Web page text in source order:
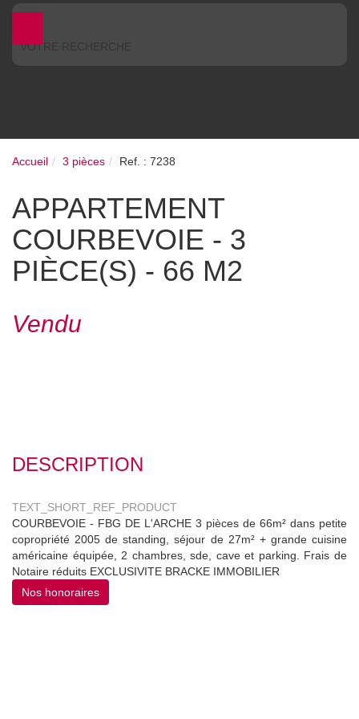
Accueil 3 pièces Ref. : 7238
APPARTEMENT
COURBEVOIE - 3
PIÈCE(S) - 66 M2
Vendu
DESCRIPTION
TEXT_SHORT_REF_PRODUCT
COURBEVOIE - FBG DE L'ARCHE 3 pièces de 66m² dans petite
copropriété 2005 de standing, séjour de 27m² + grande cuisine
américaine équipée, 2 chambres, sde, cave et parking. Frais de
Notaire réduits EXCLUSIVITE BRACKE IMMOBILIER
Nos honoraires